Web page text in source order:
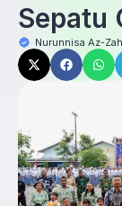
Sepatu
Nurunnisa Az-